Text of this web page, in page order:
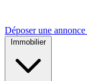
Déposer une annonce
Immobilier